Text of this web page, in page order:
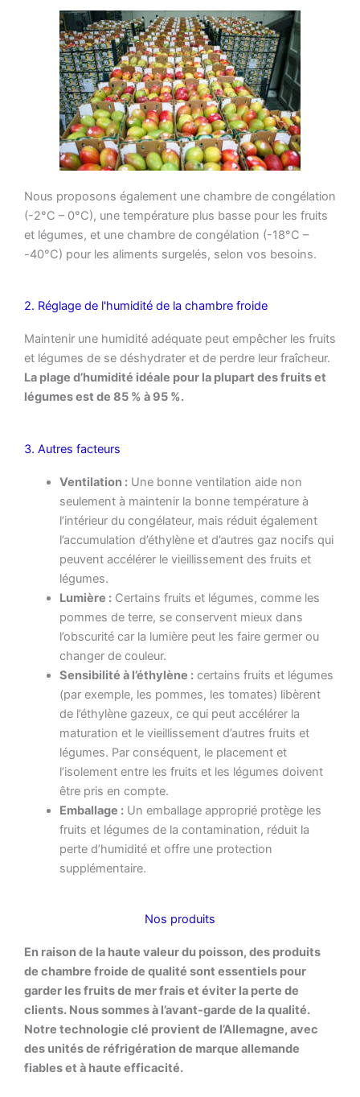
Nous proposons également une chambre de congélation
(-2°C – 0°C), une température plus basse pour les fruits
et légumes, et une chambre de congélation (-18°C –
-40°C) pour les aliments surgelés, selon vos besoins.
2. Réglage de l'humidité de la chambre froide
Maintenir une humidité adéquate peut empêcher les fruits
et légumes de se déshydrater et de perdre leur fraîcheur.
La plage d’humidité idéale pour la plupart des fruits et
légumes est de 85 % à 95 %.
3. Autres facteurs
Ventilation :Une bonne ventilation aide non
seulement à maintenir la bonne température à
l’intérieur du congélateur, mais réduit également
l’accumulation d’éthylène et d’autres gaz nocifs qui
peuvent accélérer le vieillissement des fruits et
légumes.
Lumière :Certains fruits et légumes, comme les
pommes de terre, se conservent mieux dans
l’obscurité car la lumière peut les faire germer ou
changer de couleur.
Sensibilité à l’éthylène :certains fruits et légumes
(par exemple, les pommes, les tomates) libèrent
de l’éthylène gazeux, ce qui peut accélérer la
maturation et le vieillissement d’autres fruits et
légumes. Par conséquent, le placement et
l’isolement entre les fruits et les légumes doivent
être pris en compte.
Emballage :Un emballage approprié protège les
fruits et légumes de la contamination, réduit la
perte d’humidité et offre une protection
supplémentaire.
Nos produits
En raison de la haute valeur du poisson, des produits
de chambre froide de qualité sont essentiels pour
garder les fruits de mer frais et éviter la perte de
clients. Nous sommes à l’avant-garde de la qualité.
Notre technologie clé provient de l’Allemagne, avec
des unités de réfrigération de marque allemande
fiables et à haute efficacité.